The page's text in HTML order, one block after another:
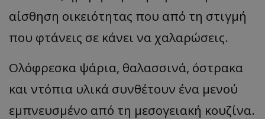
αίσθηση οικειότητας που από τη στιγμή
που φτάνεις σε κάνει να χαλαρώσεις.
Ολόφρεσκα ψάρια, θαλασσινά, όστρακα
και ντόπια υλικά συνθέτουν ένα μενού
εμπνευσμένο από τη μεσογειακή κουζίνα.